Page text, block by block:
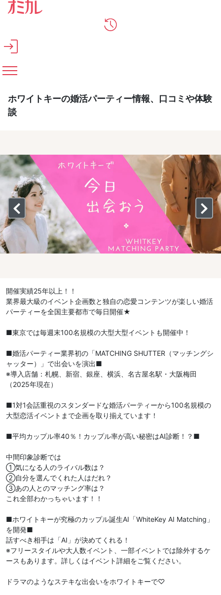
メインコンテンツへスキップ
ホワイトキーの婚活パーティー情報、口コミや体験
談
開催実績25年以上！！
業界最大級のイベント企画数と独自の恋愛コンテンツが楽しい婚活
パーティーを全国主要都市で毎日開催★
■東京では毎週末100名規模の大型大型イベントも開催中！
■婚活パーティー業界初の「MATCHING SHUTTER（マッチングシ
ャッター）」で出会いを演出■
※導入店舗：札幌、新宿、銀座、横浜、名古屋名駅・大阪梅田
（2025年現在）
■1対1会話重視のスタンダードな婚活パーティーから100名規模の
大型恋活イベントまで企画を取り揃えています！
■平均カップル率40％！カップル率が高い秘密はAI診断！？■
中間印象診断では
①気になる人のライバル数は？
②自分を選んでくれた人はだれ？
③あの人とのマッチング率は？
これ全部わかっちゃいます！！
■ホワイトキーが究極のカップル誕生AI「WhiteKey AI Matching」
を開発■
話すべき相手は「AI」が決めてくれる！
※フリースタイルや大人数イベント、一部イベントでは除外するケ
ースもあります。詳しくはイベント詳細をご覧ください。
ドラマのようなステキな出会いをホワイトキーで♡